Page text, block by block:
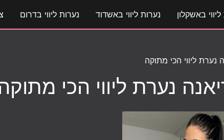
באשקלון נערות ליווי באשדוד נערות ליווי בדרום
נערת ליווי הכי מתוקה
נערת ליווי הכי